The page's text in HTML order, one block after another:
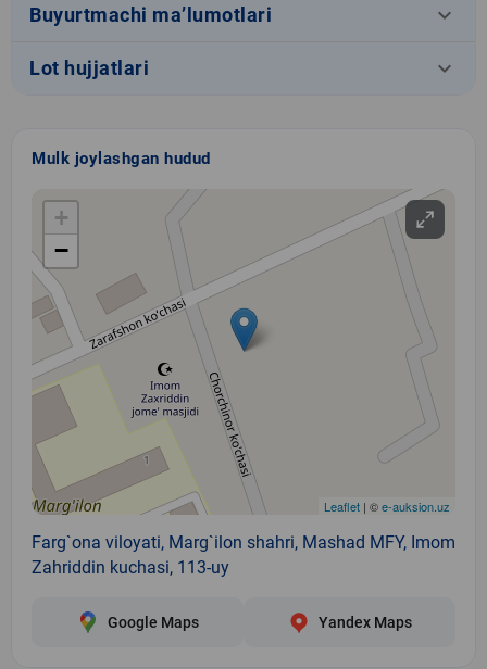
Buyurtmachi ma’lumotlari keyboard_arrow_down
Lot hujjatlari keyboard_arrow_down
Mulk joylashgan hudud
+
−
Leaflet | ©e-auksion.uz
Farg`ona viloyati, Marg`ilon shahri, Mashad MFY, Imom
Zahriddin kuchasi, 113-uy
Google Maps Yandex Maps